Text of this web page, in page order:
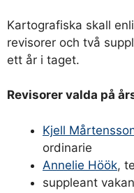
Kartografiska skall
revisorer och två
ett år i taget.
Revisorer valda på
Kjell
ordinarie
Annelie Höök,
suppleant